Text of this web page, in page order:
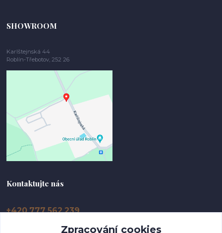
SHOWROOM
Karlštejnská 44
Roblín-Třebotov, 252 26
Kontaktujte nás
+420 777 562 239
Zpracování cookies